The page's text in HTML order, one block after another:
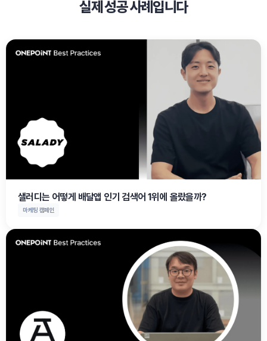
실제 성공 사례입니다
샐러디는 어떻게 배달앱 인기 검색어 1위에 올랐을까?
마케팅 캠페인